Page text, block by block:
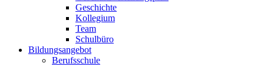
Geschichte
Kollegium
Team
Schulbüro
Bildungsangebot
Berufsschule